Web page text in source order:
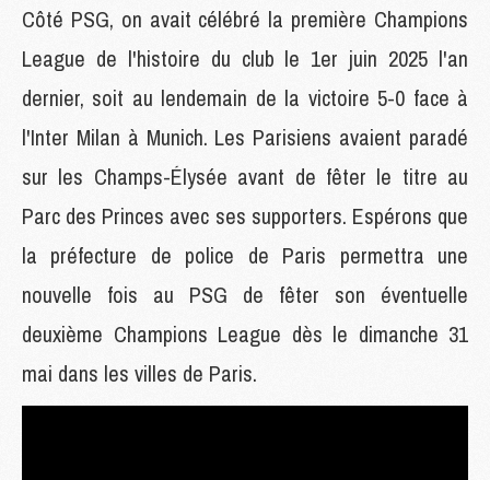
Côté PSG, on avait célébré la première Champions
League de l'histoire du club le 1er juin 2025 l'an
dernier, soit au lendemain de la victoire 5-0 face à
l'Inter Milan à Munich. Les Parisiens avaient paradé
sur les Champs-Élysée avant de fêter le titre au
Parc des Princes avec ses supporters. Espérons que
la préfecture de police de Paris permettra une
nouvelle fois au PSG de fêter son éventuelle
deuxième Champions League dès le dimanche 31
mai dans les villes de Paris.